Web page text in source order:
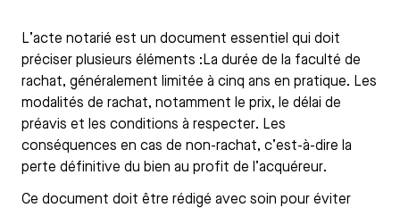
L’acte notarié est un document essentiel qui doit
préciser plusieurs éléments :La durée de la faculté de
rachat, généralement limitée à cinq ans en pratique. Les
modalités de rachat, notamment le prix, le délai de
préavis et les conditions à respecter. Les
conséquences en cas de non-rachat, c’est-à-dire la
perte définitive du bien au profit de l’acquéreur.
Ce document doit être rédigé avec soin pour éviter